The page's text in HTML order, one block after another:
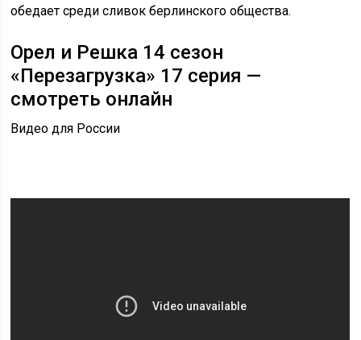
обедает среди сливок берлинского общества.
Орел и Решка 14 сезон
«Перезагрузка» 17 серия —
смотреть онлайн
Видео для России